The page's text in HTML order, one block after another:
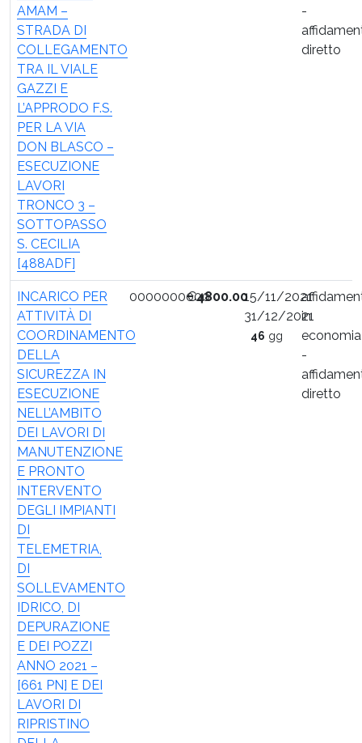
AMAM –
STRADA DI
COLLEGAMENTO
TRA IL VIALE
GAZZI E
L’APPRODO F.S.
PER LA VIA
DON BLASCO –
ESECUZIONE
LAVORI
TRONCO 3 –
SOTTOPASSO
S. CECILIA
[488ADF]
-
diretto
INCARICO PER
ATTIVITÀ DI
COORDINAMENTO
DELLA
SICUREZZA IN
ESECUZIONE
NELL’AMBITO
DEI LAVORI DI
MANUTENZIONE
E PRONTO
INTERVENTO
DEGLI IMPIANTI
DI
TELEMETRIA,
DI
SOLLEVAMENTO
IDRICO, DI
DEPURAZIONE
E DEI POZZI
ANNO 2021 –
[661 PN] E DEI
LAVORI DI
RIPRISTINO
0000000000
€4800.0015/11/2021
31/12/2021
46 gg
in
economia
-
diretto